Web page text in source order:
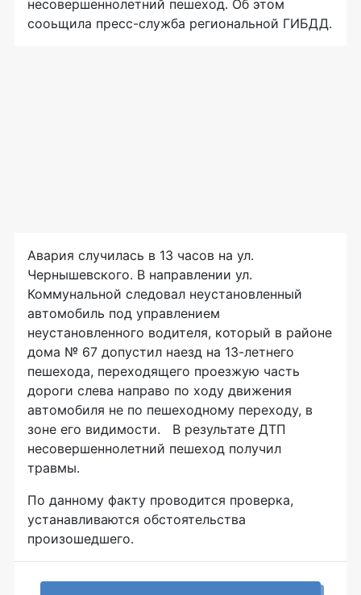
несовершеннолетний пешеход. Об этом
сооьщила пресс-служба региональной ГИБДД.
Авария случилась в 13 часов на ул.
Чернышевского. В направлении ул.
Коммунальной следовал неустановленный
автомобиль под управлением
неустановленного водителя, который в районе
дома № 67 допустил наезд на 13-летнего
пешехода, переходящего проезжую часть
дороги слева направо по ходу движения
автомобиля не по пешеходному переходу, в
зоне его видимости. В результате ДТП
несовершеннолетний пешеход получил
травмы.
По данному факту проводится проверка,
устанавливаются обстоятельства
произошедшего.